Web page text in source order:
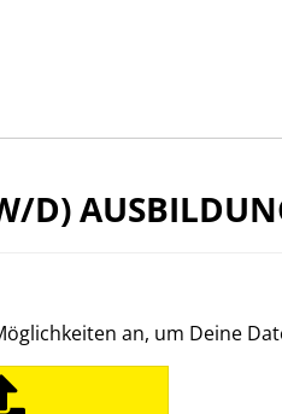
D)
an, um Deine